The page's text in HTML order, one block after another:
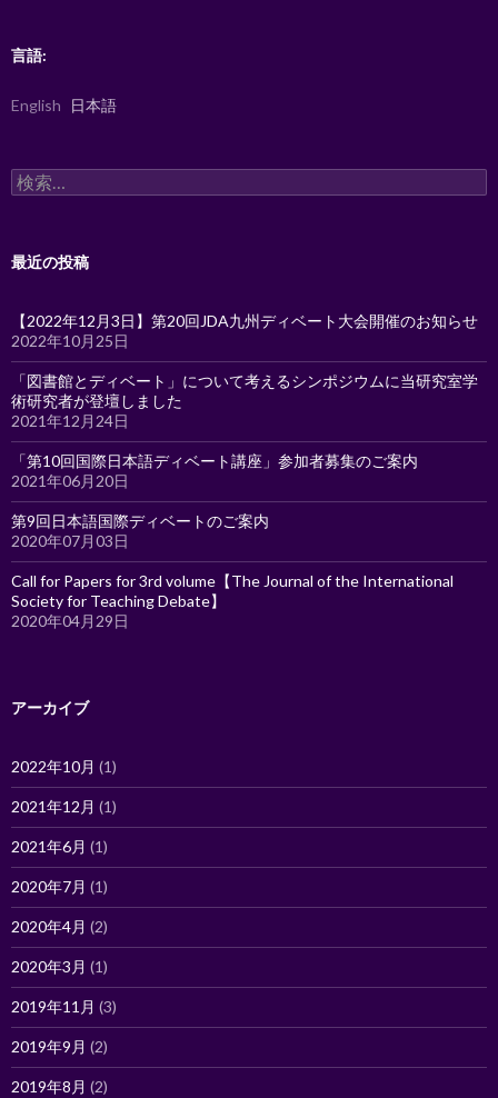
言語:
English 日本語
検
索:
最近の投稿
【2022年12月3日】第20回JDA九州ディベート大会開催のお知らせ
2022年10月25日
「図書館とディベート」について考えるシンポジウムに当研究室学
術研究者が登壇しました
2021年12月24日
「第10回国際日本語ディベート講座」参加者募集のご案内
2021年06月20日
第9回日本語国際ディベートのご案内
2020年07月03日
Call for Papers for 3rd volume【The Journal of the International
Society for Teaching Debate】
2020年04月29日
アーカイブ
2022年10月 (1)
2021年12月 (1)
2021年6月 (1)
2020年7月 (1)
2020年4月 (2)
2020年3月 (1)
2019年11月 (3)
2019年9月 (2)
2019年8月 (2)